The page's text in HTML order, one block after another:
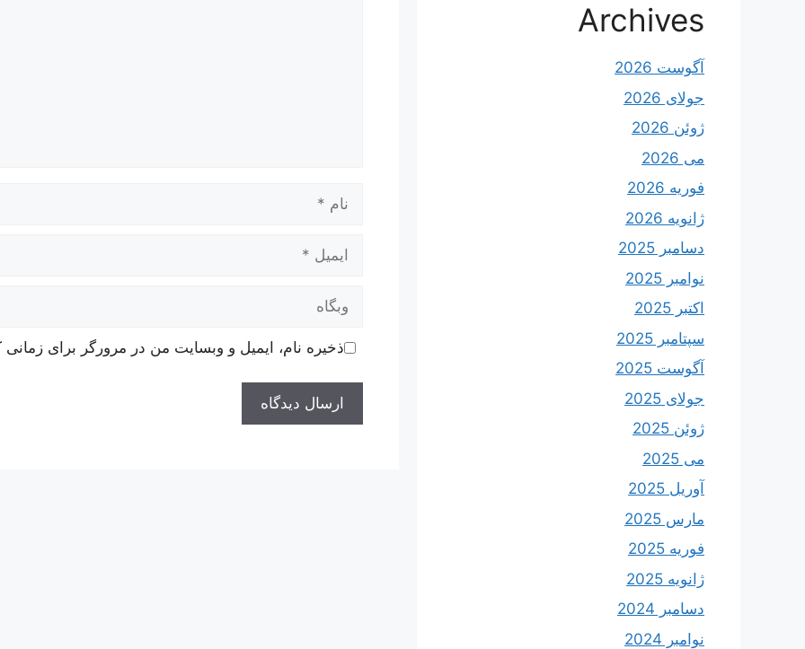
ایمیل
وبگاه
ذخیره نام، ایمیل و وبسایت من در مرورگر برای
Archives
آگوست 2026
جولای 2026
ژوئن 2026
می 2026
فوریه 2026
ژانویه 2026
دسامبر 2025
نوامبر 2025
اکتبر 2025
سپتامبر 2025
آگوست 2025
جولای 2025
ژوئن 2025
می 2025
آوریل 2025
مارس 2025
فوریه 2025
ژانویه 2025
دسامبر 2024
نوامبر 2024